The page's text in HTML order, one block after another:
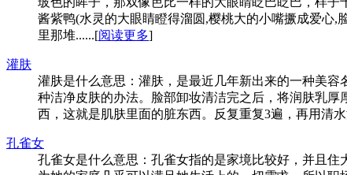
酱紫鸭(水灵的大眼睛瞪得溜圆,樱桃大的小嘴撅成爱心
里那堆......[阅读更多]
灌肤
灌肤是什么意思：灌肤，是最近几年新出来的一种美
种洁净皮肤的办法。脸部卸妆清洁完之后，将润肤乳
西，这就是肌肤里面的脏东西。反复重复3遍，再用清
孔雀女
孔雀女是什么意思：孔雀女指的是家境比较好，并且